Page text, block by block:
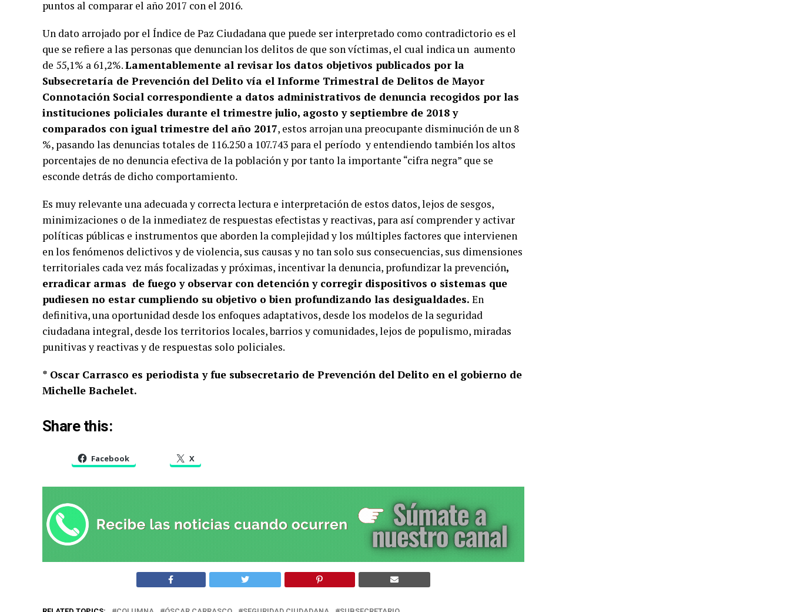
puntos al comparar el año 2017 con el 2016.
Un dato arrojado por el Índice de Paz Ciudadana que puede ser interpretado como contradictorio es el
que se refiere a las personas que denuncian los delitos de que son víctimas, el cual indica un aumento
de 55,1% a 61,2%.Lamentablemente al revisar los datos objetivos publicados por la
Subsecretaría de Prevención del Delito vía el Informe Trimestral de Delitos de Mayor
Connotación Social correspondiente a datos administrativos de denuncia recogidos por las
instituciones policiales durante el trimestre julio, agosto y septiembre de 2018 y
comparados con igual trimestre del año 2017, estos arrojan una preocupante disminución de un 8
%, pasando las denuncias totales de 116.250 a 107.743 para el período y entendiendo también los altos
porcentajes de no denuncia efectiva de la población y por tanto la importante “cifra negra” que se
esconde detrás de dicho comportamiento.
Es muy relevante una adecuada y correcta lectura e interpretación de estos datos, lejos de sesgos,
minimizaciones o de la inmediatez de respuestas efectistas y reactivas, para así comprender y activar
políticas públicas e instrumentos que aborden la complejidad y los múltiples factores que intervienen
en los fenómenos delictivos y de violencia, sus causas y no tan solo sus consecuencias, sus dimensiones
territoriales cada vez más focalizadas y próximas, incentivar la denuncia, profundizar la prevención,
erradicar armas de fuego y observar con detención y corregir dispositivos o sistemas que
pudiesen no estar cumpliendo su objetivo o bien profundizando las desigualdades. En
definitiva, una oportunidad desde los enfoques adaptativos, desde los modelos de la seguridad
ciudadana integral, desde los territorios locales, barrios y comunidades, lejos de populismo, miradas
punitivas y reactivas y de respuestas solo policiales.
* Oscar Carrasco es periodista y fue subsecretario de Prevención del Delito en el gobierno de
Michelle Bachelet.
Share this:
Facebook X